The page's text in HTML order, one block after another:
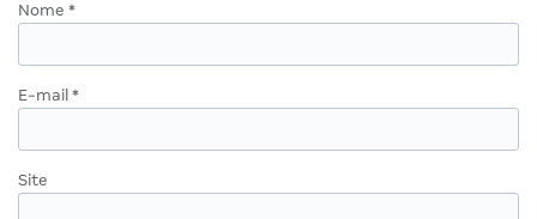
Nome *
E-mail *
Site